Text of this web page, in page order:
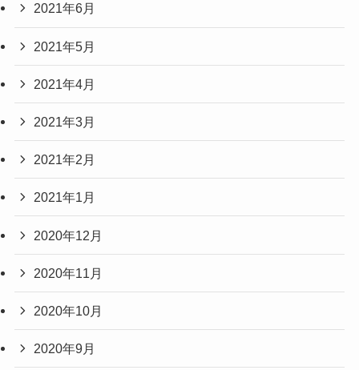
2021年6月
2021年5月
2021年4月
2021年3月
2021年2月
2021年1月
2020年12月
2020年11月
2020年10月
2020年9月